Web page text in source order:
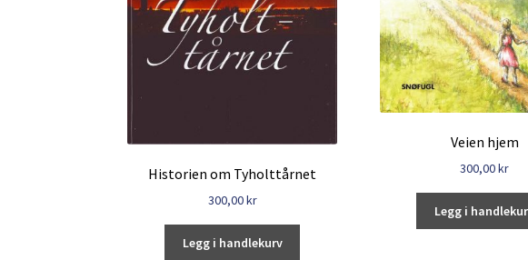
Historien om Tyholttårnet
300,00kr
Legg i handlekurv
Veien hjem
300,00kr
Legg i